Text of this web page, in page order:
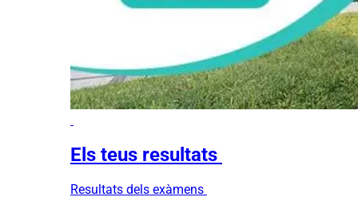
Els teus resultats
Resultats dels exàmens